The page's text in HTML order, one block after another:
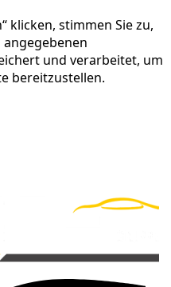
klicken, stimmen Sie zu,
angegebenen
und verarbeitet, um
bereitzustellen.